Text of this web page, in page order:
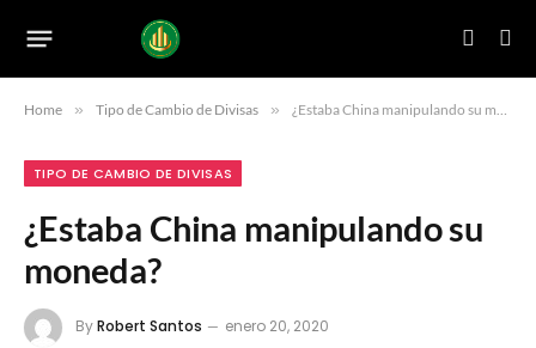
Home » Tipo de Cambio de Divisas » ¿Estaba China manipulando su moneda?
TIPO DE CAMBIO DE DIVISAS
¿Estaba China manipulando su
moneda?
ByRobert Santos
enero 20, 2020